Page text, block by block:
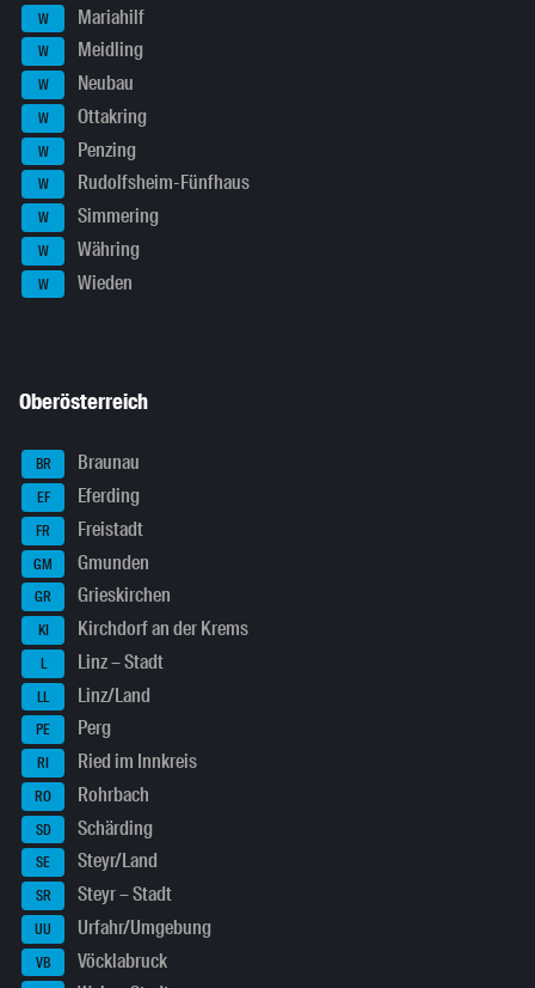
W Mariahilf
W Meidling
W Neubau
W Ottakring
W Penzing
W Rudolfsheim-Fünfhaus
W Simmering
W Währing
W Wieden
Oberösterreich
BR Braunau
EF Eferding
FR Freistadt
GM Gmunden
GR Grieskirchen
KI Kirchdorf an der Krems
L Linz – Stadt
LL Linz/Land
PE Perg
RI Ried im Innkreis
RO Rohrbach
SD Schärding
SE Steyr/Land
SR Steyr – Stadt
UU Urfahr/Umgebung
VB Vöcklabruck